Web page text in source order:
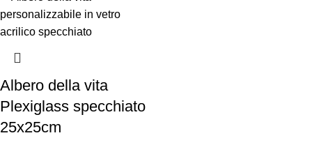
Albero della vita
Plexiglass specchiato
25x25cm